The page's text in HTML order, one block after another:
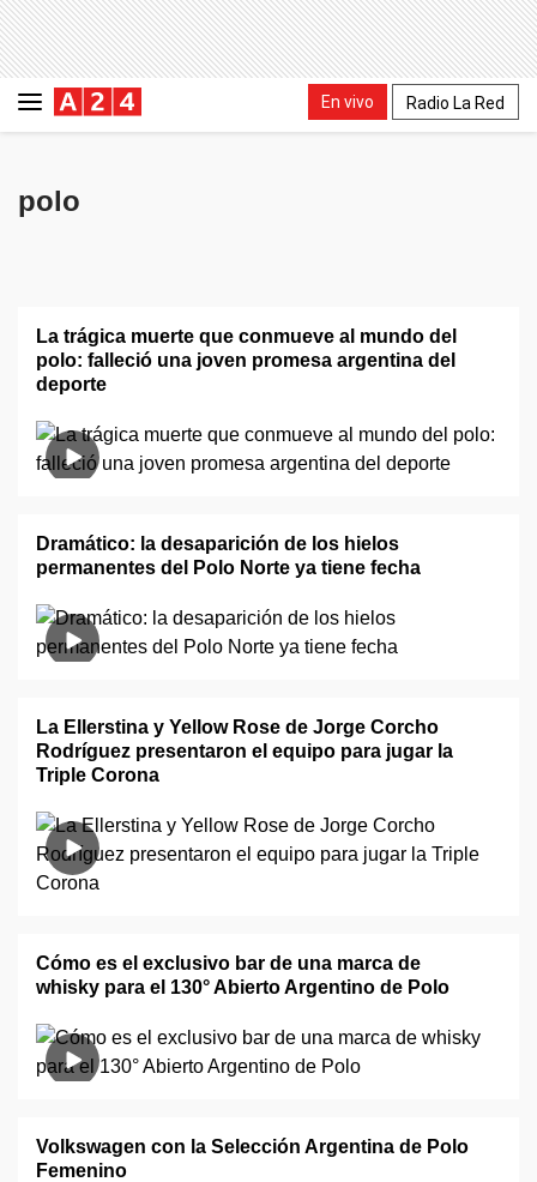
En vivo Radio La Red
polo
La trágica muerte que conmueve al mundo del
polo: falleció una joven promesa argentina del
deporte
Dramático: la desaparición de los hielos
permanentes del Polo Norte ya tiene fecha
La Ellerstina y Yellow Rose de Jorge Corcho
Rodríguez presentaron el equipo para jugar la
Triple Corona
Cómo es el exclusivo bar de una marca de
whisky para el 130° Abierto Argentino de Polo
Volkswagen con la Selección Argentina de Polo
Femenino